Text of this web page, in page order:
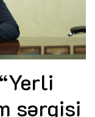
sərgisi